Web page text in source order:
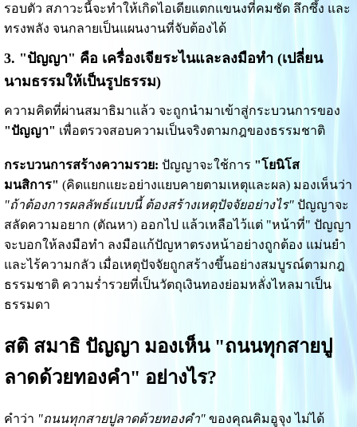
รอบตัว สภาวะนี้จะทำให้เกิดไอเดียแตกแขนงที่คมชัด ลึกซึ้ง และ
ทรงพลัง จนกลายเป็นแผนงานที่จับต้องได้
3. "ปัญญา" คือ เครื่องเจียระไนและลงมือทำ (เปลี่ยน
นามธรรมให้เป็นรูปธรรม)
ความคิดที่ผ่านสมาธิมาแล้ว จะถูกนำมาเข้าสู่กระบวนการของ
"ปัญญา" เพื่อตรวจสอบความเป็นจริงตามกฎของธรรมชาติ
กระบวนการสร้างความรวย: ปัญญาจะใช้การ "โยนิโส
มนสิการ" (คิดแยกแยะอย่างแยบคายตามเหตุและผล) มองเห็นว่า
"ถ้าต้องการผลลัพธ์แบบนี้ ต้องสร้างเหตุปัจจัยอย่างไร"ปัญญาจะ
สลัดความอยาก (ตัณหา) ออกไป แล้วเหลือไว้แต่ "หน้าที่" ปัญญา
จะบอกให้ลงมือทำ ลงมือแก้ปัญหาตรงหน้าอย่างถูกต้อง แม่นยำ
และไร้ความกลัว เมื่อเหตุปัจจัยถูกสร้างขึ้นอย่างสมบูรณ์ตามกฎ
ธรรมชาติ ความร่ำรวยที่เป็นวัตถุเงินทองย่อมหลั่งไหลมาเป็น
ธรรมดา
สติ สมาธิ ปัญญา มองเห็น "ถนนทุกสายปู
ลาดด้วยทองคำ" อย่างไร?
คำว่า "ถนนทุกสายปูลาดด้วยทองคำ"ของคุณคิมอูจุง ไม่ได้